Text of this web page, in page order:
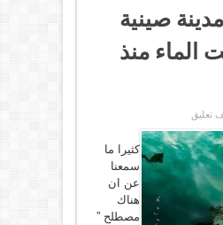
صينية
الماء منذ
تعليق
كثيرا ما
سمعنا
عن ان
هناك
مصطلح ”